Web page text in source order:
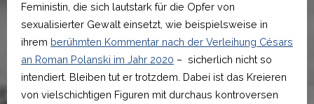
Feministin, die sich lautstark für die Opfer von
sexualisierter Gewalt einsetzt, wie beispielsweise in
ihrem berühmten Kommentar nach der Verleihung Césars
an Roman Polanski im Jahr 2020 – sicherlich nicht so
intendiert. Bleiben tut er trotzdem. Dabei ist das Kreieren
von vielschichtigen Figuren mit durchaus kontroversen